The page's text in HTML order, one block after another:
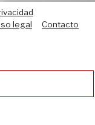
legal Contacto